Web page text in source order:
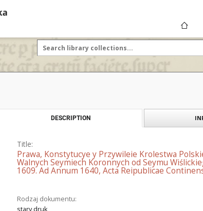
DESCRIPTION
Title:
Prawa, Konstytucye y Przywileie Krolestwa
Walnych Seymiech Koronnych od Seymu
1609. Ad Annum 1640, Acta Reipublicae
Rodzaj dokumentu:
stary druk